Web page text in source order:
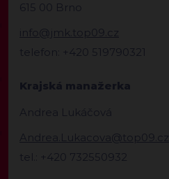
615 00 Brno
info@jmk.top09.cz
telefon: +420 519790321
Krajská manažerka
Andrea Lukáčová
Andrea.Lukacova@top09.cz
tel.: +420 732550932